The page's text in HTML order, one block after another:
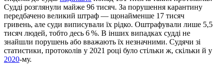
Судді розглянули майже 96 тисяч. За порушення карантину
передбачено великий штраф — щонайменше 17 тисяч
гривень, але суди виписували їх рідко. Оштрафували лише 5,5
тисяч людей, тобто десь 6 %. В інших випадках судді не
знайшли порушень або вважають їх незначними. Судячи зі
статистики, протоколів у 2021 році було стільки ж, скільки й у
2020-му.